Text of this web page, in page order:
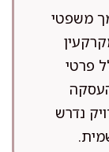
משפטי
פרטי
נדרש